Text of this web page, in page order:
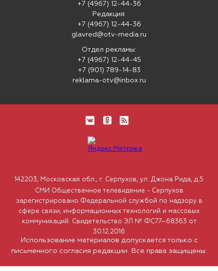
+7 (4967) 12-44-36
Редакция:
+7 (4967) 12-44-36
glavred@otv-media.ru
Отдел рекламы:
+7 (4967) 12-44-45
+7 (901) 789-14-83
reklama-otv@inbox.ru
Использование материалов допускается только с
письменного согласия редакции. Все права защищены.
142203, Московская обл., г. Серпухов, ул. Джона Рида, д.5
СМИ Общественное телевидение - Серпухов
зарегистрировано Федеральной службой по надзору в
сфере связи, информационных технологий и массовых
коммуникаций. Свидетельство ЭЛ № ФС77–68363 от
30.12.2016